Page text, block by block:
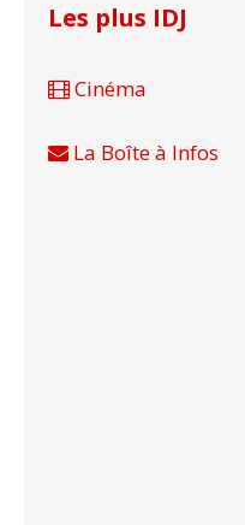
Les plus IDJ
Cinéma
La Boîte à Infos